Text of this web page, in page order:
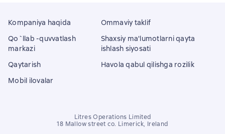
Kompaniya haqida
Qo`llab -quvvatlash
markazi
Qaytarish
Mobil ilovalar
Ommaviy taklif
Shaxsiy ma'lumotlarni qayta
ishlash siyosati
Havola qabul qilishga rozilik
Litres Operations Limited
18 Mallow street co. Limerick, Ireland